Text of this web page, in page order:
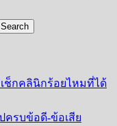
ช็กคลินิกร้อยไหมที่ได้
ครบข้อดี-ข้อเสีย